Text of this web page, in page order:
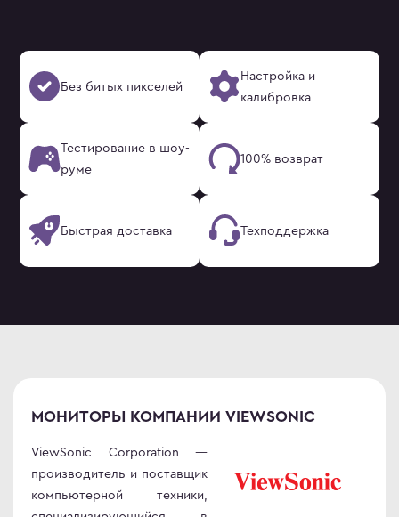
Без битых пикселей
Настройка и
калибровка
Тестирование в шоу-
руме
100% возврат
Быстрая доставка Техподдержка
МОНИТОРЫ КОМПАНИИ VIEWSONIC
ViewSonic Corporation —
производитель и поставщик
компьютерной техники,